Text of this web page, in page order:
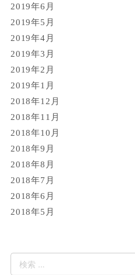
2019年6月
2019年5月
2019年4月
2019年3月
2019年2月
2019年1月
2018年12月
2018年11月
2018年10月
2018年9月
2018年8月
2018年7月
2018年6月
2018年5月